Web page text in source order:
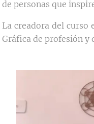
de personas que
La creadora del curso
Gráfica de profesión y